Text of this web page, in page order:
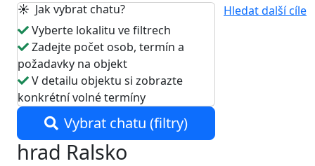
Hledat další cíle
☀️ Jak vybrat chatu?
Vyberte lokalitu ve filtrech
Zadejte počet osob, termín a
požadavky na objekt
V detailu objektu si zobrazte
konkrétní volné termíny
Vybrat chatu (filtry)
hrad Ralsko